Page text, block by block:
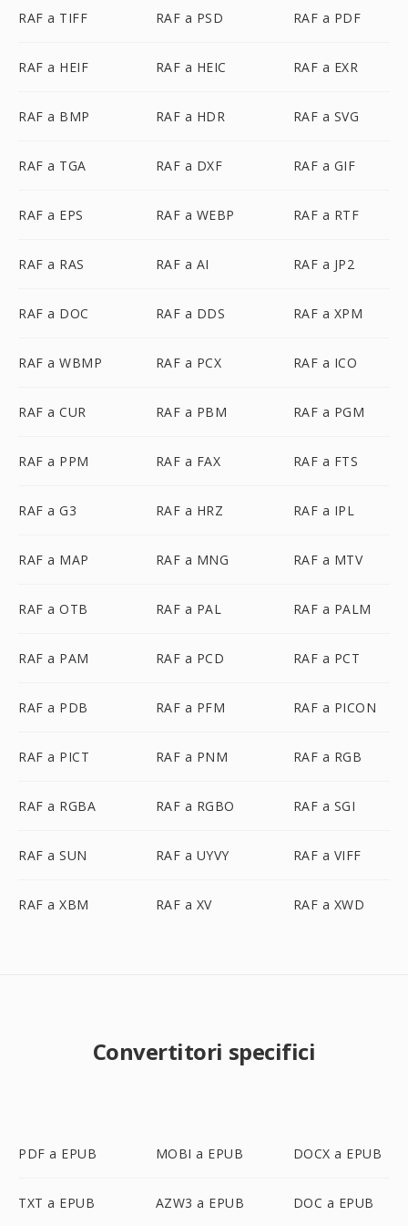
RAF a TIFF RAF a PSD RAF a PDF
RAF a HEIF RAF a HEIC RAF a EXR
RAF a BMP RAF a HDR RAF a SVG
RAF a TGA RAF a DXF RAF a GIF
RAF a EPS RAF a WEBP RAF a RTF
RAF a RAS RAF a AI RAF a JP2
RAF a DOC RAF a DDS RAF a XPM
RAF a WBMP RAF a PCX RAF a ICO
RAF a CUR RAF a PBM RAF a PGM
RAF a PPM RAF a FAX RAF a FTS
RAF a G3 RAF a HRZ RAF a IPL
RAF a MAP RAF a MNG RAF a MTV
RAF a OTB RAF a PAL RAF a PALM
RAF a PAM RAF a PCD RAF a PCT
RAF a PDB RAF a PFM RAF a PICON
RAF a PICT RAF a PNM RAF a RGB
RAF a RGBA RAF a RGBO RAF a SGI
RAF a SUN RAF a UYVY RAF a VIFF
RAF a XBM RAF a XV RAF a XWD
Convertitori specifici
PDF a EPUB MOBI a EPUB DOCX a EPUB
TXT a EPUB AZW3 a EPUB DOC a EPUB